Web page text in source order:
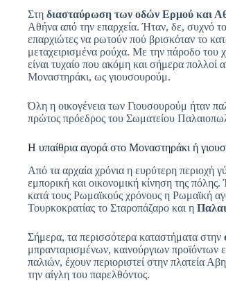
Στη διασταύρωση των οδών Ερμού και
Αθήνα από την επαρχεία. Ήταν, δε, συχνό
επαρχιώτες να ρωτούν πού βρισκόταν το
μεταχειρισμένα ρούχα. Με την πάροδο του
είναι τυχαίο που ακόμη και σήμερα πολλοί
Μοναστηράκι, ως γιουσουρούμ.
Όλη η οικογένεια των Γιουσουρούμ ήταν
πρώτος πρόεδρος του Σωματείου
Η υπαίθρια αγορά στο Μοναστηράκι ή
Από τα αρχαία χρόνια η ευρύτερη περιοχή
εμπορική και οικονομική κίνηση της
κατά τους Ρωμαϊκούς χρόνους η Ρωμαϊκή
Τουρκοκρατίας το Σταροπάζαρο και η
Σήμερα, τα περισσότερα καταστήματα στην
μπρανταρισμένων, καινούργιων προϊόντων
παλιών, έχουν περιοριστεί στην πλατεία
την αίγλη του παρελθόντος.